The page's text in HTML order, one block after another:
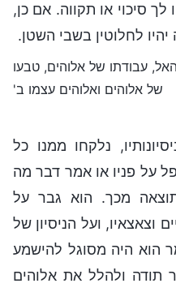
סיכוי או תקווה. אם כן,
לחלוטין בשבי השטן.
עבודתו של אלוהים, טבעו
של אלוהים ואלוהים עצמו ב'
נלקחו ממנו כל
על פניו או אמר דבר מה
מכך. הוא גבר על
וצאצאיו, ועל הניסיון של
הוא היה מסוגל להישמע
תודה ולהלל את אלוהים